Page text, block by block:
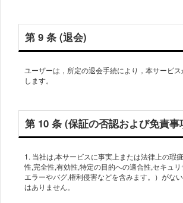
第 9 条 (退会)
ユーザーは，所定の退会手続により，本サービ
します。
第 10 条 (保証の否認および免責事
1. 当社は,本サービスに事実上または法律上の瑕
性,完全性,有効性,特定の目的への適合性,セキュ
エラーやバグ,権利侵害などを含みます。）がな